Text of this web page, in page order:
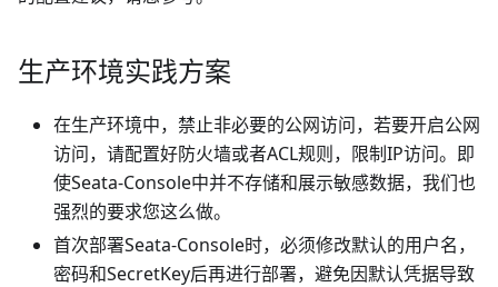
生产环境实践方案
在生产环境中，禁止非必要的公网访问，若要开启公网
访问，请配置好防火墙或者ACL规则，限制IP访问。即
使Seata-Console中并不存储和展示敏感数据，我们也
强烈的要求您这么做。
首次部署Seata-Console时，必须修改默认的用户名，
密码和SecretKey后再进行部署，避免因默认凭据导致